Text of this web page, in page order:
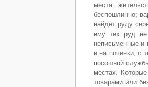
места
беспошлинно;
найдет руду
ему тех руд не
неписьменные и
и на починки, с
посошной
местах.
товарами или